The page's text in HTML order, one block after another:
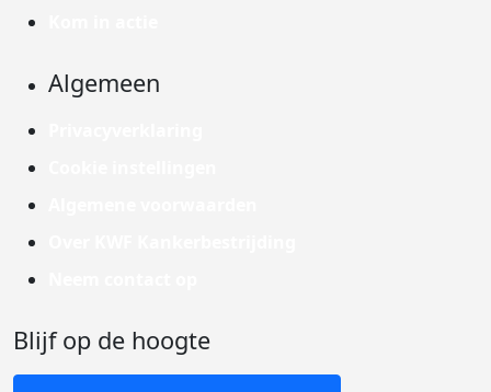
Algemeen
Blijf op de hoogte